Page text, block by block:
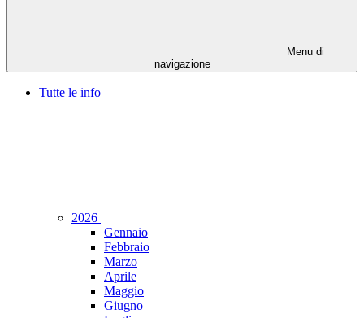
Menu di
navigazione
Tutte le info
2026
Gennaio
Febbraio
Marzo
Aprile
Maggio
Giugno